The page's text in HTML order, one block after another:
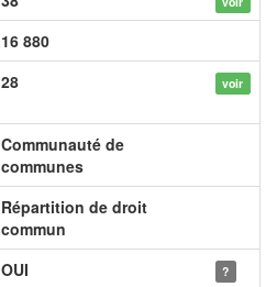
16 880
28 voir
Communauté de
communes
Répartition de droit
commun
OUI ?